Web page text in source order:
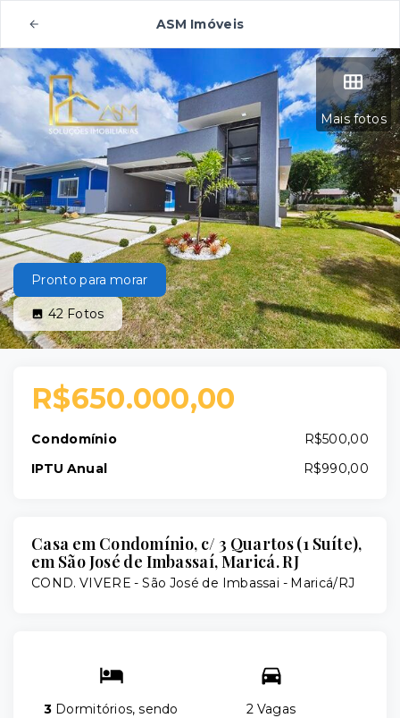
ASM Imóveis
Mais fotos
Pronto para morar
42 Fotos
R$650.000,00
Condomínio
R$500,00
IPTU Anual
R$990,00
Casa em Condomínio, c/ 3 Quartos (1 Suíte),
em São José de Imbassaí, Maricá. RJ
COND. VIVERE -São José de Imbassai - Maricá/RJ
3 Dormitórios, sendo
2 Vagas